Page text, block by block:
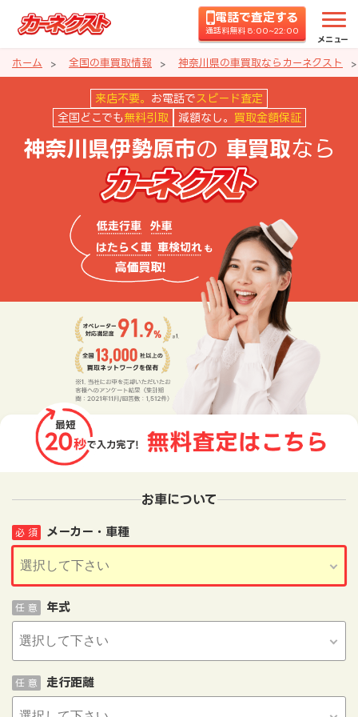
電話で査定する
通話料無料 8:00~22:00
メニュー
ホーム 全国の車買取情報 神奈川県の車買取ならカーネクスト
神奈川県伊勢原市の車買取なら
来店不要。 お電話で スピード査定
全国どこでも 無料引取 減額なし。 買取金額保証
神奈川県伊勢原市の 車買取なら
お車について
メーカー・車種
必 須
年式
任 意
走行距離
任 意